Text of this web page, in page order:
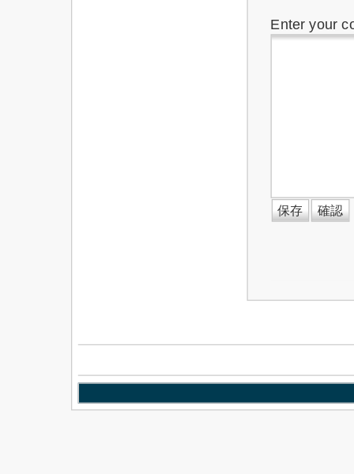
Enter your